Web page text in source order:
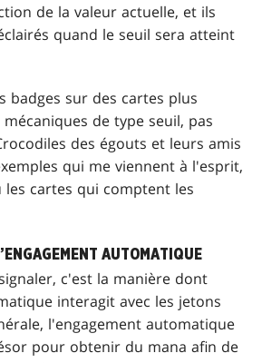
de la valeur actuelle, et ils
quand le seuil sera atteint
badges sur des cartes plus
de type seuil, pas
des égouts et leurs amis
qui me viennent à l'esprit,
cartes qui comptent les
AUTOMATIQUE
c'est la manière dont
interagit avec les jetons
l'engagement automatique
pour obtenir du mana afin de